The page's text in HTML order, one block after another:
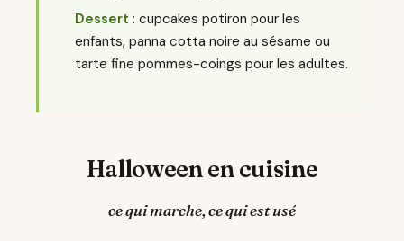
Dessert : cupcakes potiron pour les
enfants, panna cotta noire au sésame ou
tarte fine pommes-coings pour les adultes.
Halloween en cuisine
ce qui marche, ce qui est usé